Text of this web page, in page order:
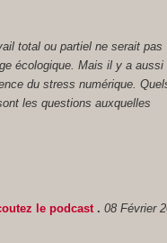
total ou partiel ne serait pas
écologique. Mais il y a aussi
du stress numérique.
les questions auxquelles
lepodcast .08 Février